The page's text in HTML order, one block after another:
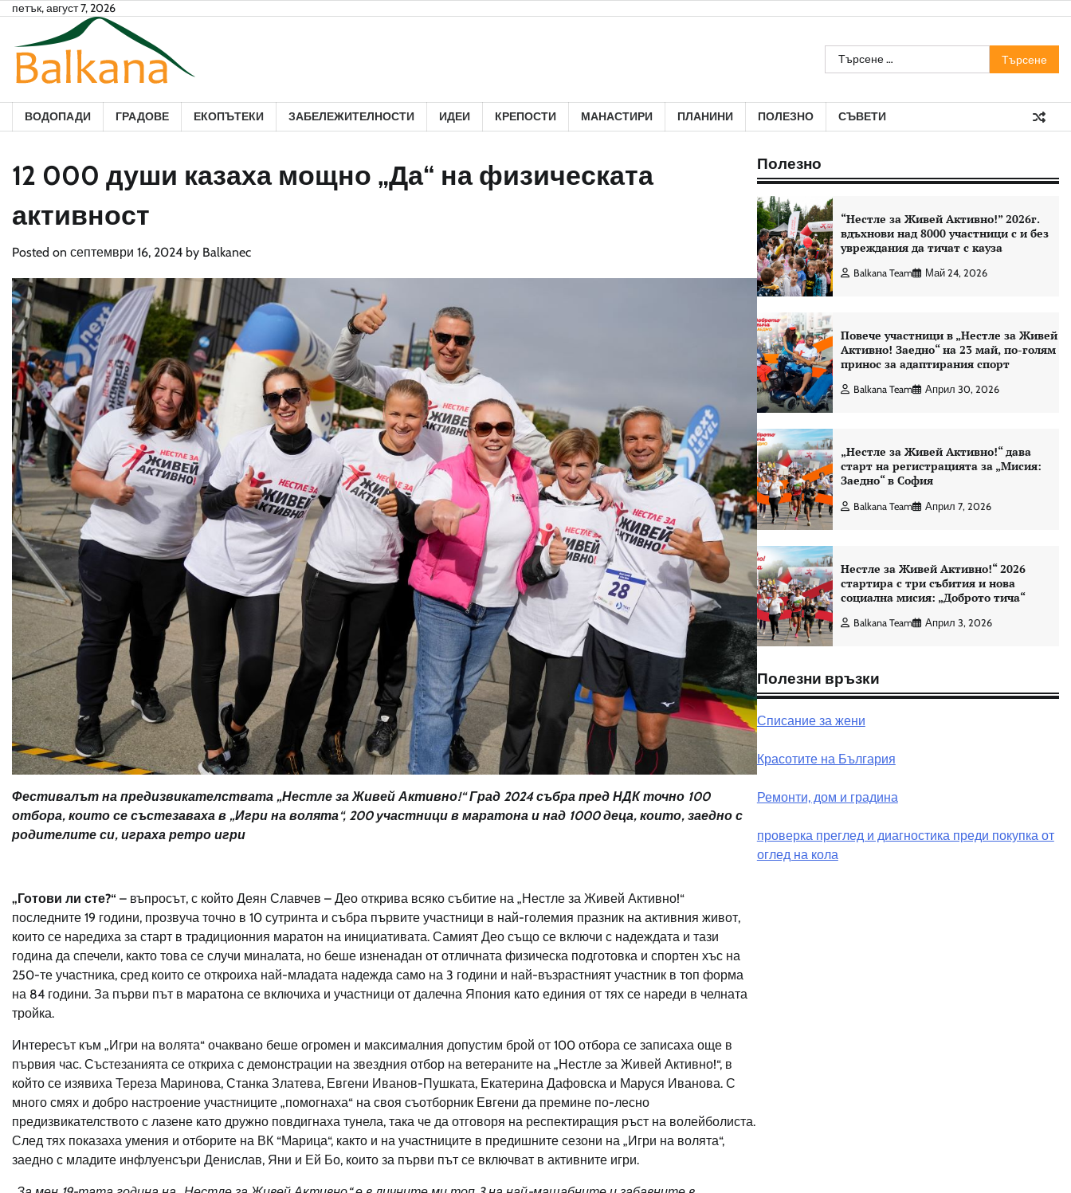
Skip
content
петък, август 7, 2026
Търсене
за:
ВОДОПАДИ ГРАДОВЕ ЕКОПЪТЕКИ ЗАБЕЛЕЖИТЕЛНОСТИ ИДЕИ КРЕПОСТИ МАНАСТИРИ ПЛАНИНИ ПОЛЕЗНО СЪВЕТИ
12 000 души казаха мощно „Да“ на физическата
активност
Posted on септември 16, 2024 by Balkanec
Фестивалът на предизвикателствата „Нестле за Живей Активно!“ Град 2024 събра пред НДК точно 100
отбора, които се състезаваха в „Игри на волята“, 200 участници в маратона и над 1000 деца, които, заедно с
родителите си, играха ретро игри
„Готови ли сте?“ – въпросът, с който Деян Славчев – Део открива всяко събитие на „Нестле за Живей Активно!“
последните 19 години, прозвуча точно в 10 сутринта и събра първите участници в най-големия празник на активния живот,
които се наредиха за старт в традиционния маратон на инициативата. Самият Део също се включи с надеждата и тази
година да спечели, както това се случи миналата, но беше изненадан от отличната физическа подготовка и спортен хъс на
250-те участника, сред които се откроиха най-младата надежда само на 3 години и най-възрастният участник в топ форма
на 84 години. За първи път в маратона се включиха и участници от далечна Япония като единия от тях се нареди в челната
тройка.
Интересът към „Игри на волята“ очаквано беше огромен и максималния допустим брой от 100 отбора се записаха още в
първия час. Състезанията се откриха с демонстрации на звездния отбор на ветераните на „Нестле за Живей Активно!“, в
който се изявиха Тереза Маринова, Станка Златева, Евгени Иванов-Пушката, Екатерина Дафовска и Маруся Иванова. С
много смях и добро настроение участниците „помогнаха“ на своя съотборник Евгени да премине по-лесно
предизвикателството с лазене като дружно повдигнаха тунела, така че да отговоря на респектиращия ръст на волейболиста.
След тях показаха умения и отборите на ВК “Марица“, както и на участниците в предишните сезони на „Игри на волята“,
заедно с младите инфлуенсъри Денислав, Яни и Ей Бо, които за първи път се включват в активните игри.
Полезно
“Нестле за Живей Aктивно!” 2026г.
вдъхнови над 8000 участници с и без
увреждания да тичат с кауза
Balkana Team Май 24, 2026
Повече участници в „Нестле за Живей
Активно! Заедно“ на 23 май, по-голям
принос за адаптирания спорт
Balkana Team Април 30, 2026
„Нестле за Живей Активно!“ дава
старт на регистрацията за „Мисия:
Заедно“ в София
Balkana Team Април 7, 2026
Нестле за Живей Активно!“ 2026
стартира с три събития и нова
социална мисия: „Доброто тича“
Balkana Team Април 3, 2026
Полезни връзки
Списание за жени
Красотите на България
Ремонти, дом и градина
проверка преглед и диагностика преди покупка от
оглед на кола